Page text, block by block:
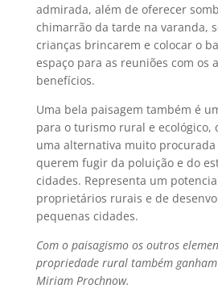
admirada, além de oferecer
chimarrão da tarde na varanda,
crianças brincarem e colocar o
espaço para as reuniões com os
benefícios.
Uma bela paisagem também é
para o turismo rural e ecológico,
uma alternativa muito procurada
querem fugir da poluição e do
cidades. Representa um
proprietários rurais e de
pequenas cidades.
Com o paisagismo os outros
propriedade rural também
Miriam Prochnow.